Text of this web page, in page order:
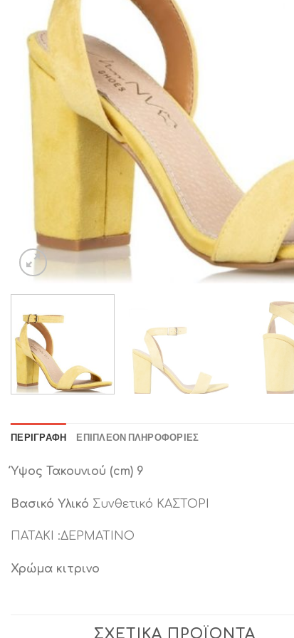
ΠΕΡΙΓΡΑΦΉ ΕΠΙΠΛΈΟΝ ΠΛΗΡΟΦΟΡΊΕΣ
Ύψος Τακουνιού (cm) 9
Βασικό Υλικό Συνθετικό ΚΑΣΤΟΡΙ
ΠΑΤΑΚΙ :ΔΕΡΜΑΤΙΝΟ
Χρώμα κιτρινο
ΣΧΕΤΙΚΆ ΠΡΟΪΌΝΤΑ